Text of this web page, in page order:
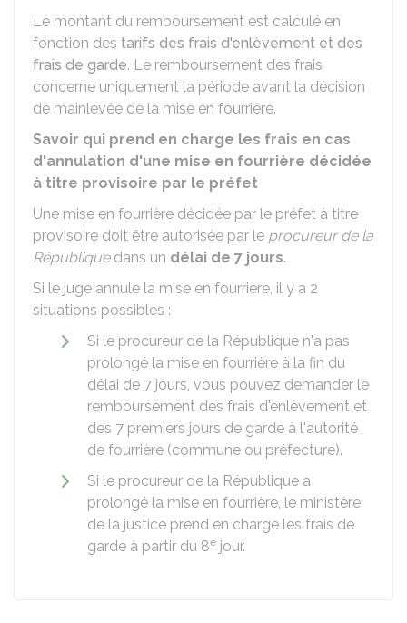
Le montant du remboursement est calculé en
fonction des tarifs des frais d'enlèvement et des
frais de garde. Le remboursement des frais
concerne uniquement la période avant la décision
de mainlevée de la mise en fourrière.
Savoir qui prend en charge les frais en cas
d'annulation d'une mise en fourrière décidée
à titre provisoire par le préfet
Une mise en fourrière décidée par le préfet à titre
provisoire doit être autorisée par le procureur de la
Républiquedans un délai de 7 jours.
Si le juge annule la mise en fourrière, il y a 2
situations possibles :
Si le procureur de la République n'a pas
prolongé la mise en fourrière à la fin du
délai de 7 jours, vous pouvez demander le
remboursement des frais d'enlèvement et
des 7 premiers jours de garde à l'autorité
de fourrière (commune ou préfecture).
Si le procureur de la République a
prolongé la mise en fourrière, le ministère
de la justice prend en charge les frais de
garde à partir du 8e jour.